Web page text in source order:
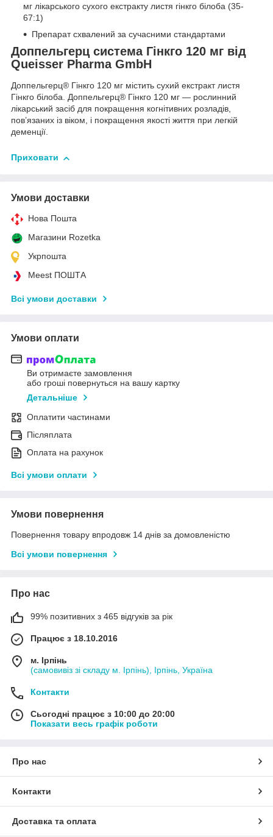
мг лікарського сухого екстракту листя гінкго білоба (35-
67:1)
Препарат схвалений за сучасними стандартами
Доппельгерц система Гінкго 120 мг від
Queisser Pharma GmbH
Доппельгерц® Гінкго 120 мг містить сухий екстракт листя
Гінкго білоба. Доппельгерц® Гінкго 120 мг — рослинний
лікарський засіб для покращення когнітивних розладів,
пов’язаних із віком, і покращення якості життя при легкій
деменції.
Приховати
Умови доставки
Нова Пошта
Магазини Rozetka
Укрпошта
Meest ПОШТА
Всі умови доставки
Умови оплати
Ви отримаєте замовлення
або гроші повернуться на вашу картку
Детальніше
Оплатити частинами
Післяплата
Оплата на рахунок
Всі умови оплати
Умови повернення
Повернення товару впродовж 14 днів за домовленістю
Всі умови повернення
Про нас
99% позитивних з 465 відгуків за рік
Працює з 18.10.2016
м. Ірпінь
(самовивіз зі складу м. Ірпінь), Ірпінь, Україна
Контакти
Сьогодні працює з 10:00 до 20:00
Показати весь графік роботи
Про нас
Контакти
Доставка та оплата